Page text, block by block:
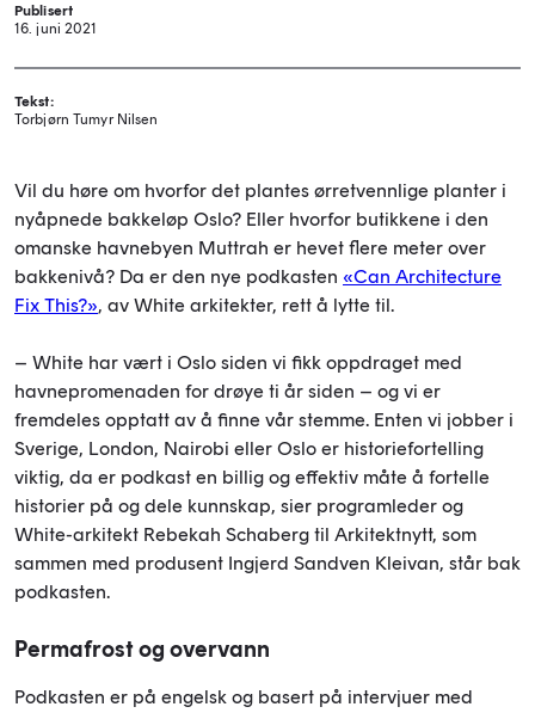
Publisert
16. juni 2021
Tekst:
Torbjørn Tumyr Nilsen
Vil du høre om hvorfor det plantes ørretvennlige planter i
nyåpnede bakkeløp Oslo? Eller hvorfor butikkene i den
omanske havnebyen Muttrah er hevet flere meter over
bakkenivå? Da er den nye podkasten «Can Architecture
Fix This?», av White arkitekter, rett å lytte til.
– White har vært i Oslo siden vi fikk oppdraget med
havnepromenaden for drøye ti år siden – og vi er
fremdeles opptatt av å finne vår stemme. Enten vi jobber i
Sverige, London, Nairobi eller Oslo er historiefortelling
viktig, da er podkast en billig og effektiv måte å fortelle
historier på og dele kunnskap, sier programleder og
White-arkitekt Rebekah Schaberg til Arkitektnytt, som
sammen med produsent Ingjerd Sandven Kleivan, står bak
podkasten.
Permafrost og overvann
Podkasten er på engelsk og basert på intervjuer med